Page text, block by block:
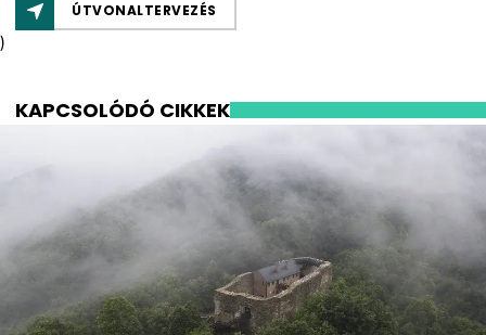
ÚTVONALTERVEZÉS
)
KAPCSOLÓDÓ CIKKEK